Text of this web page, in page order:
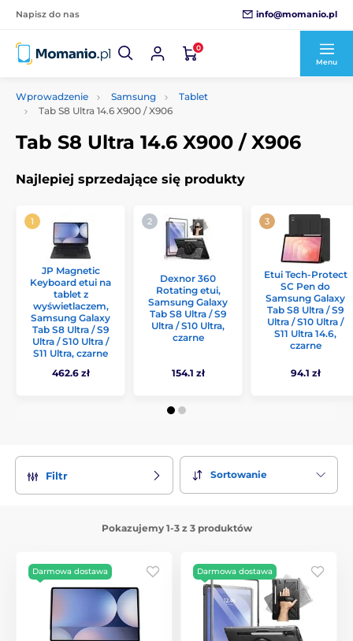
Napisz do nas info@momanio.pl
0
Menu
Wprowadzenie Samsung
Tablet
Tab S8 Ultra 14.6 X900 / X906
Tab S8 Ultra 14.6 X900 / X906
Najlepiej sprzedające się produkty
JP Magnetic
Keyboard etui na
tablet z
wyświetlaczem,
Samsung Galaxy
Tab S8 Ultra / S9
Ultra / S10 Ultra /
S11 Ultra, czarne
462.6 zł
Dexnor 360
Rotating etui,
Samsung Galaxy
Tab S8 Ultra / S9
Ultra / S10 Ultra,
czarne
154.1 zł
Etui Tech-Protect
SC Pen do
Samsung Galaxy
Tab S8 Ultra / S9
Ultra / S10 Ultra /
S11 Ultra 14.6,
czarne
94.1 zł
Filtr Sortowanie
Pokazujemy 1-3 z 3 produktów
Darmowa dostawa Darmowa dostawa